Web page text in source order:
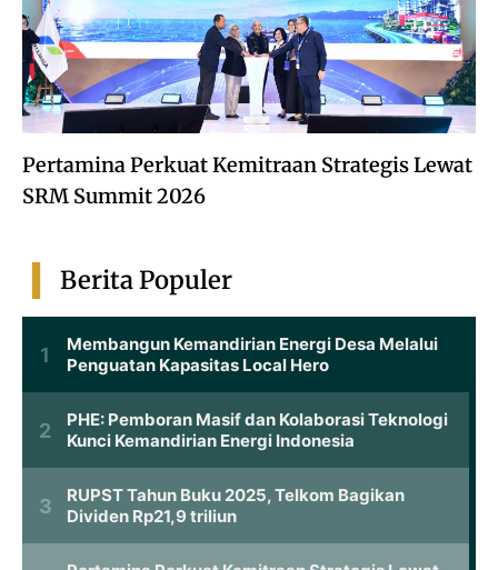
Pertamina Perkuat Kemitraan Strategis Lewat
SRM Summit 2026
Berita Populer